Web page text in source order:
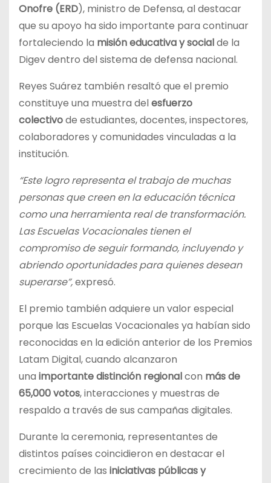
Onofre (ERD), ministro de Defensa, al destacar
que su apoyo ha sido importante para continuar
fortaleciendo la misión educativa y socialde la
Digev dentro del sistema de defensa nacional.
Reyes Suárez también resaltó que el premio
constituye una muestra delesfuerzo
colectivode estudiantes, docentes, inspectores,
colaboradores y comunidades vinculadas a la
institución.
“Este logro representa el trabajo de muchas
personas que creen en la educación técnica
como una herramienta real de transformación.
Las Escuelas Vocacionales tienen el
compromiso de seguir formando, incluyendo y
abriendo oportunidades para quienes desean
superarse”,expresó.
El premio también adquiere un valor especial
porque las Escuelas Vocacionales ya habían sido
reconocidas en la edición anterior de los Premios
Latam Digital, cuando alcanzaron
una importante distinción regionalcon más de
65,000 votos, interacciones y muestras de
respaldo a través de sus campañas digitales.
Durante la ceremonia, representantes de
distintos países coincidieron en destacar el
crecimiento de las iniciativas públicas y